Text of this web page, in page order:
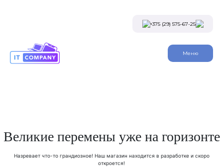
+375 (29) 575-67-25
Меню
Великие перемены уже на горизонте
Назревает что-то грандиозное! Наш магазин находится в разработке и скоро
откроется!